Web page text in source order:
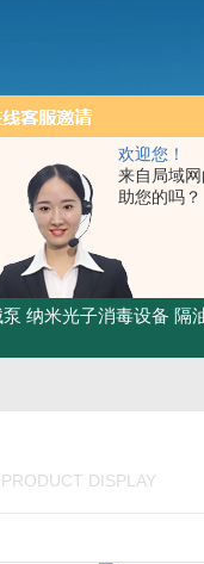
欢迎您！
来自局域
助您的吗？
纳米光子消毒设备 隔
DISPLAY